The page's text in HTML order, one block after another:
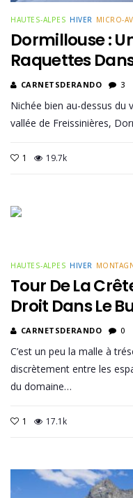
HAUTES-ALPES HIVER MICRO-
Dormillouse :
Raquettes
CARNETSDERANDO 3
Nichée bien au-dessus du
vallée de Freissinières,
1 19.7k
HAUTES-ALPES HIVER
Tour De La
Droit Dans Le
CARNETSDERANDO 0
C’est un peu la malle à
discrètement entre les
du domaine…
1 17.1k